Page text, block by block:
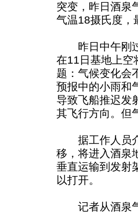
突变，昨日酒泉
气温18摄氏度，
昨日中午刚过
在11日基地上空
题：气候变化会
预报中的小雨和
导致飞船推迟发
其飞行方向。但
据工作人员介
移，将进入酒泉
垂直运输到发射
以打开。
记者从酒泉气